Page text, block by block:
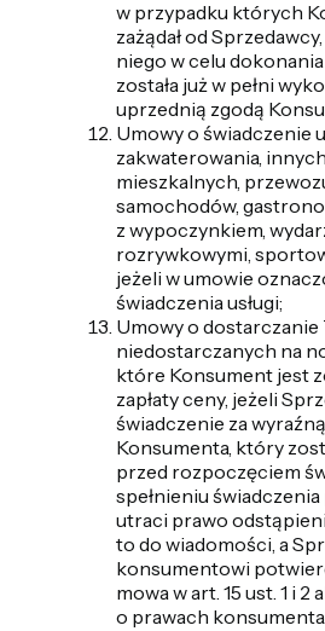
w przypadku których
zażądał od
niego w celu dokonania
została już w pełni
uprzednią zgodą
Umowy o świadczenie
zakwaterowania,
mieszkalnych,
samochodów,
z wypoczynkiem,
rozrywkowymi,
jeżeli w umowie
świadczenia usługi;
Umowy o
niedostarczanych na
które Konsument jest
zapłaty ceny, jeżeli
świadczenie za
Konsumenta, który
przed rozpoczęciem
spełnieniu
utraci prawo
to do wiadomości, a
konsumentowi
mowa w art. 15 ust. 1 i 2
o prawach konsumenta.